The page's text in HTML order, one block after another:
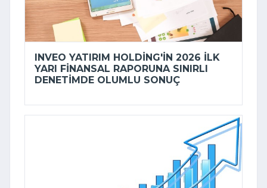
INVEO YATIRIM HOLDING'IN 2026 ILK
YARI FINANSAL RAPORUNA SINIRLI
DENETIMDE OLUMLU SONUÇ